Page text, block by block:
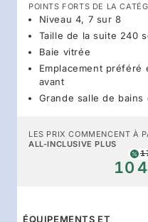
POINTS FORTS DE LA
Niveau 4, 7 sur 8
Taille de la suite 240
Baie vitrée
Emplacement
avant
Grande salle de bains
LES PRIX COMMENCENT À
ALL-INCLUSIVE PLUS
10
ÉQUIPEMENTS ET